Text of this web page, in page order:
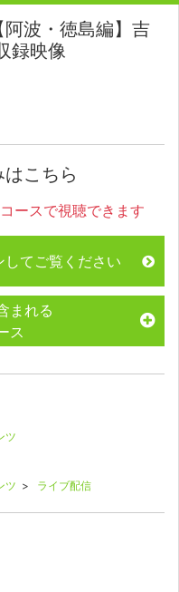
波・徳島編】吉
録映像
こちら
ースで視聴できます
てご覧ください
まれる
ス
ツ
ツ > ライブ配信